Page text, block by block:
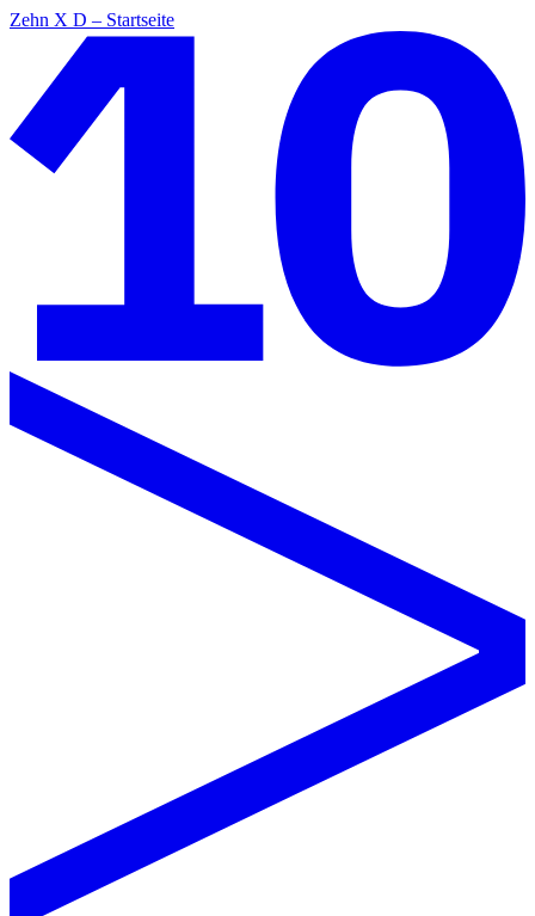
Zehn X D – Startseite